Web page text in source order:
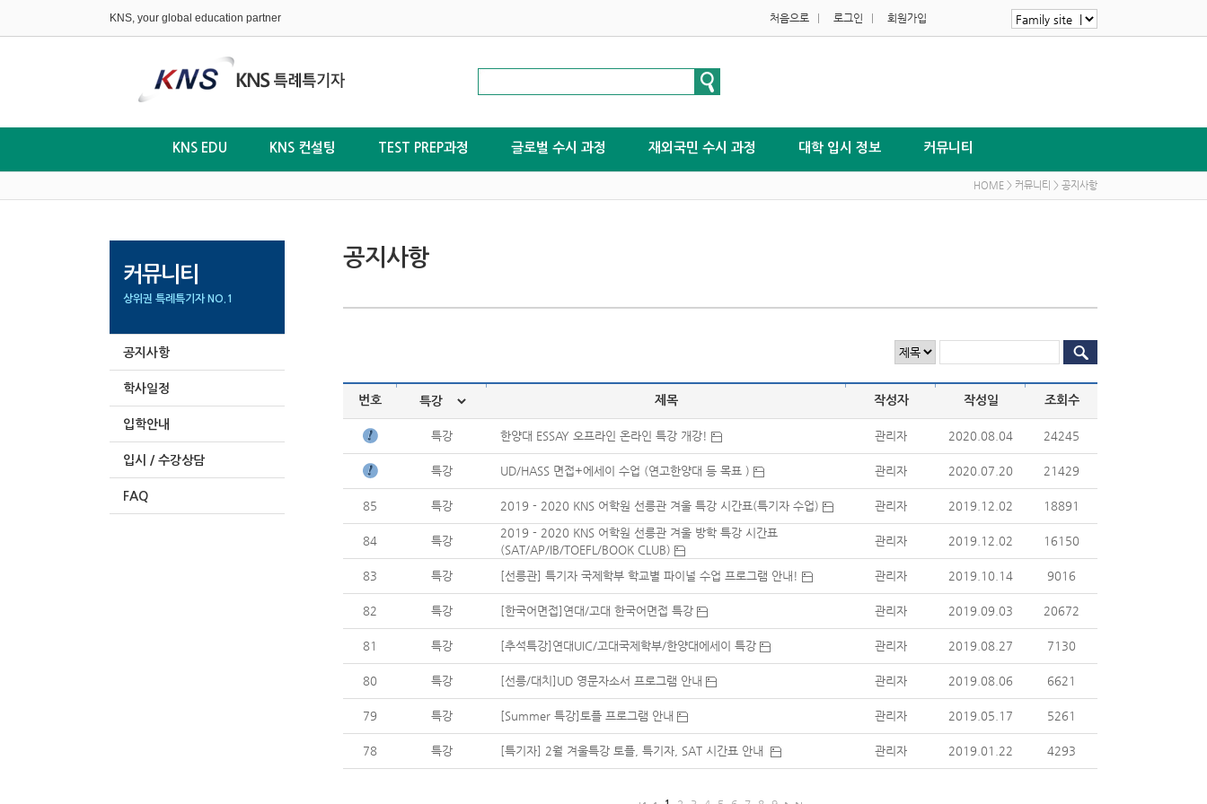
KNS, your global education partner 처음으로 로그인 회원가입
KNS EDU KNS 컨설팅 TEST PREP과정 글로벌 수시 과정 재외국민 수시 과정 대학 입시 정보 커뮤니티
HOME > 커뮤니티 > 공지사항
커뮤니티
상위권 특례특기자 NO.1
공지사항
학사일정
입학안내
입시 / 수강상담
FAQ
공지사항
번호
| |
제목
|
작성자
|
작성일
|
조회수
특강 한양대 ESSAY 오프라인 온라인 특강 개강! 관리자 2020.08.04 24245
특강 UD/HASS 면접+에세이 수업 (연고한양대 등 목표 ) 관리자 2020.07.20 21429
85 특강 2019 - 2020 KNS 어학원 선릉관 겨울 특강 시간표(특기자 수업) 관리자 2019.12.02 18891
84 특강
2019 - 2020 KNS 어학원 선릉관 겨울 방학 특강 시간표
(SAT/AP/IB/TOEFL/BOOK CLUB)
관리자 2019.12.02 16150
83 특강 [선릉관] 특기자 국제학부 학교별 파이널 수업 프로그램 안내! 관리자 2019.10.14 9016
82 특강 [한국어면접]연대/고대 한국어면접 특강 관리자 2019.09.03 20672
81 특강 [추석특강]연대UIC/고대국제학부/한양대에세이 특강 관리자 2019.08.27 7130
80 특강 [선릉/대치]UD 영문자소서 프로그램 안내 관리자 2019.08.06 6621
79 특강 [Summer 특강]토플 프로그램 안내 관리자 2019.05.17 5261
78 특강 [특기자] 2월 겨울특강 토플, 특기자, SAT 시간표 안내 관리자 2019.01.22 4293